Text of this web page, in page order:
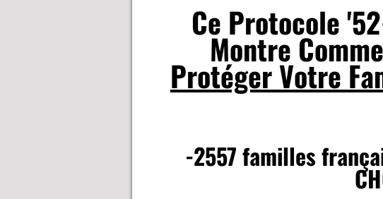
Ce Protocole
Montre
Protéger Votre
-2557 familles